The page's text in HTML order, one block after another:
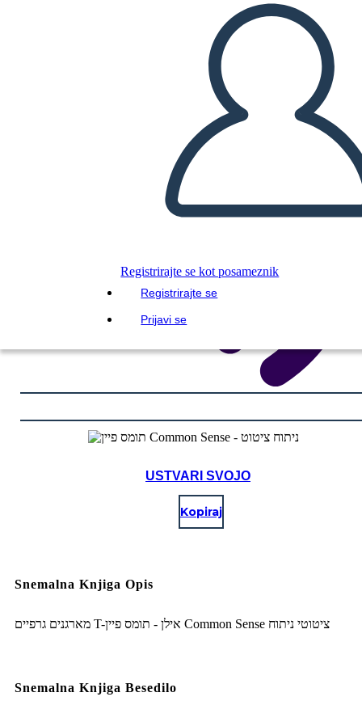
Registrirajte se kot posameznik
Registrirajte se
Prijavi se
PREDVAJANJE DIAPROJEKCIJE
PREBERI MI
USTVARI SVOJO
Kopiraj
Snemalna Knjiga Opis
מארגנים גרפיים T-אילן - תומס פיין Common Sense ציטוטי ניתוח
Snemalna Knjiga Besedilo